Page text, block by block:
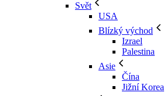
Svět
USA
Blízký východ
Izrael
Palestina
Asie
Čína
Jižní Korea